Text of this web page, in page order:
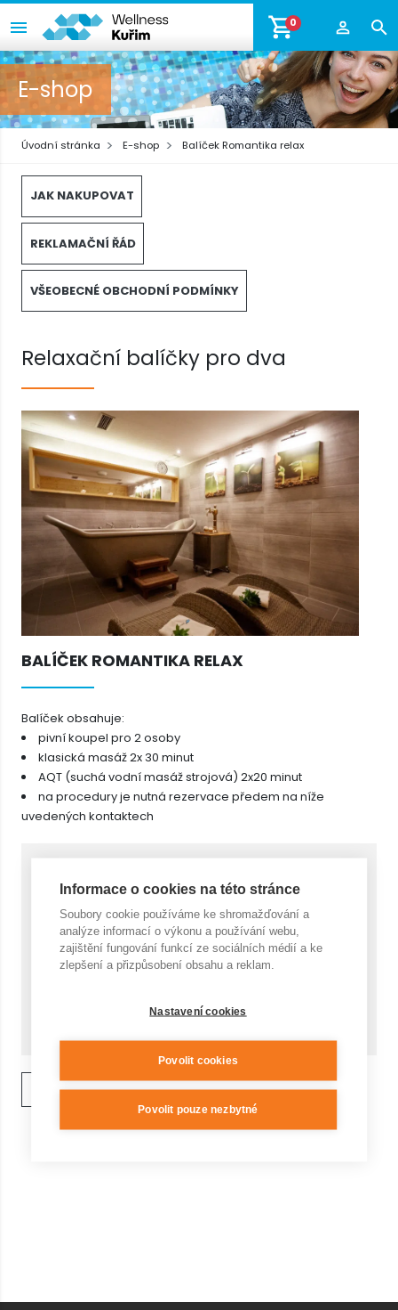
0
E-shop
Úvodní stránka E-shop Balíček Romantika relax
JAK NAKUPOVAT
REKLAMAČNÍ ŘÁD
VŠEOBECNÉ OBCHODNÍ PODMÍNKY
Relaxační balíčky pro dva
BALÍČEK ROMANTIKA RELAX
Balíček obsahuje:
pivní koupel pro 2 osoby
klasická masáž 2x 30 minut
AQT (suchá vodní masáž strojová) 2x20 minut
na procedury je nutná rezervace předem na níže
uvedených kontaktech
Počet
ZPĚT NA VÝPIS
Informace o cookies na této stránce
Soubory cookie používáme ke shromažďování a
analýze informací o výkonu a používání webu,
zajištění fungování funkcí ze sociálních médií a ke
zlepšení a přizpůsobení obsahu a reklam.
Nastavení cookies
Povolit cookies
Povolit pouze nezbytné